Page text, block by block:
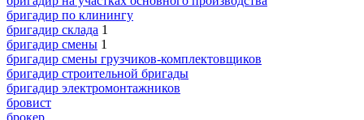
бригадир по клинингу
бригадир склада 1
бригадир смены 1
бригадир смены грузчиков-комплектовщиков
бригадир строительной бригады
бригадир электромонтажников
бровист
брокер